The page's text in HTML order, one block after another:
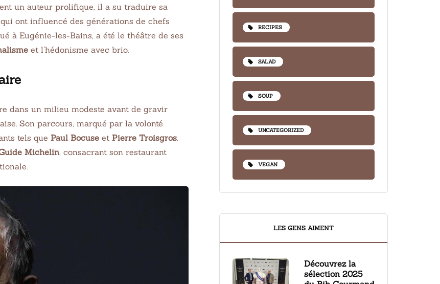
un auteur prolifique, il a su traduire sa
ont influencé des générations de chefs
à Eugénie-les-Bains, a été le théâtre de ses
et l’hédonisme avec brio.
dans un milieu modeste avant de gravir
Son parcours, marqué par la volonté
tels que Paul Bocuse et Pierre Troisgros.
Michelin, consacrant son restaurant
RECIPES
SALAD
SOUP
UNCATEGORIZED
VEGAN
LES GENS AIMENT
Découvrez la
sélection 2025